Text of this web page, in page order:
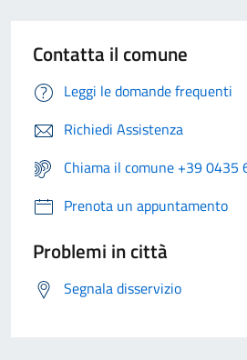
Contatta il comune
Leggi le domande frequenti
Richiedi Assistenza
Chiama il comune +39 0435
Prenota un appuntamento
Problemi in città
Segnala disservizio